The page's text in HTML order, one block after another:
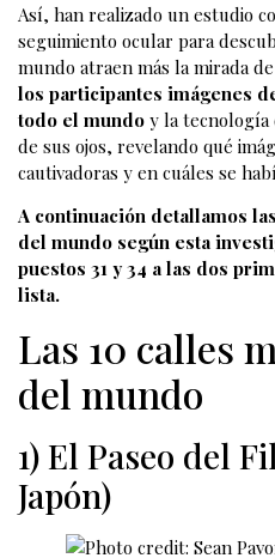
Así, han realizado un estudio
seguimiento ocular para
mundo atraen más la mirada
los participantes imágenes
todo el mundo y la tecnología
de sus ojos, revelando qué
cautivadoras y en cuáles se
A continuación detallamos
del mundo según esta
puestos 31 y 34 a las dos
lista.
Las 10 calles
del mundo
1) El Paseo del
Japón)